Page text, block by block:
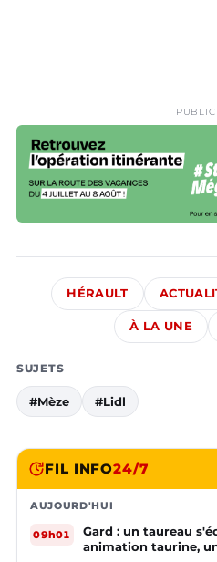
HÉRAULT
À LA UNE
SUJETS
#Mèze #Lidl
FIL INFO24/7
AUJOURD'HUI
09h01
Gard : un taureau
animation taurine,